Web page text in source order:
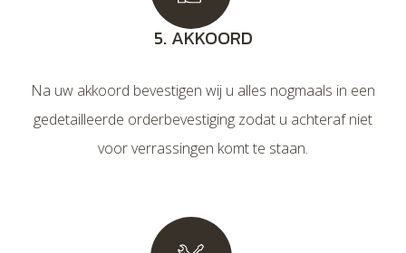
5. AKKOORD
Na uw akkoord bevestigen wij u alles nogmaals in een
gedetailleerde orderbevestiging zodat u achteraf niet
voor verrassingen komt te staan.